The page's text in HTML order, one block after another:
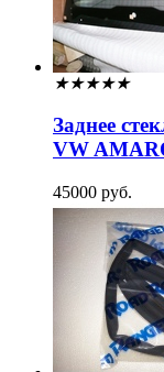
★★★★★
Заднее
VW
45000 руб.